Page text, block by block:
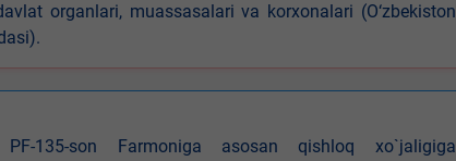
organlari, muassasalari va korxonalari (O‘zbekiston
PF-135-son Farmoniga asosan qishloq xo`jaligiga